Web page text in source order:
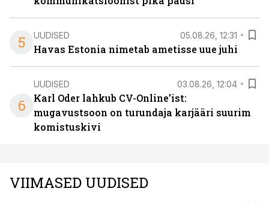
5 UUDISED 05.08.26, 12:31
Havas Estonia nimetab ametisse uue juhi
6
UUDISED 03.08.26, 12:04
Karl Oder lahkub CV-Online’ist:
mugavustsoon on turundaja karjääri suurim
komistuskivi
VIIMASED UUDISED